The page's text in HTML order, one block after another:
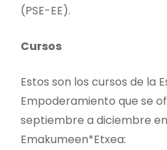
(PSE-EE).
Cursos
Estos son los cursos de la
Empoderamiento que se
septiembre a diciembre
Emakumeen*Etxea: